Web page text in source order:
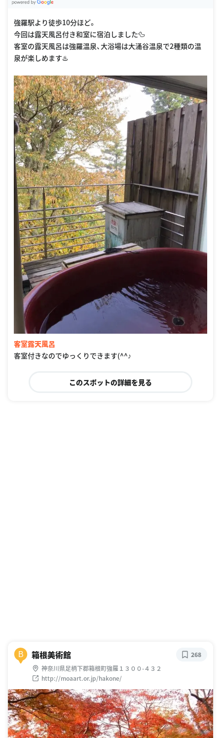
強羅駅より徒歩10分ほど。
今回は露天風呂付き和室に宿泊しました🦆
客室の露天風呂は強羅温泉、大浴場は大涌谷温泉で2種類の温
泉が楽しめます♨️
客室露天風呂
客室付きなのでゆっくりできます(^^♪
このスポットの詳細を見る
B 箱根美術館
神奈川県足柄下郡箱根町強羅１３００-４３２
http://moaart.or.jp/hakone/
268